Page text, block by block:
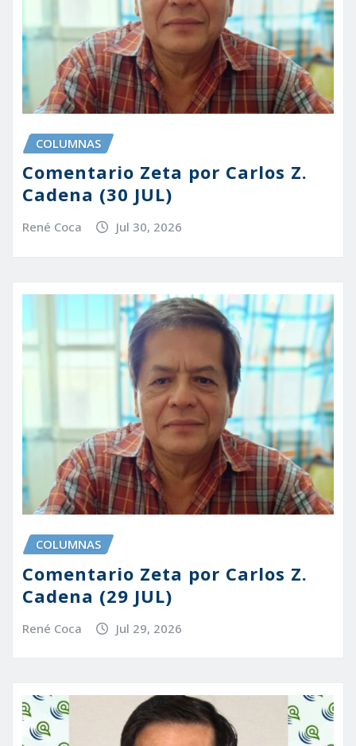
COLUMNAS
Comentario Zeta por Carlos Z.
Cadena (30 JUL)
René Coca Jul 30, 2026
COLUMNAS
Comentario Zeta por Carlos Z.
Cadena (29 JUL)
René Coca Jul 29, 2026